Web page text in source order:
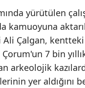
yürütülen
kamuoyuna
Ali Çalgan,
7 bin
arkeolojik
yer aldığını